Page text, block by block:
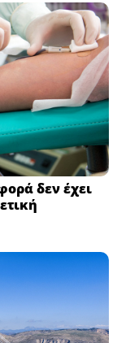
δεν έχει